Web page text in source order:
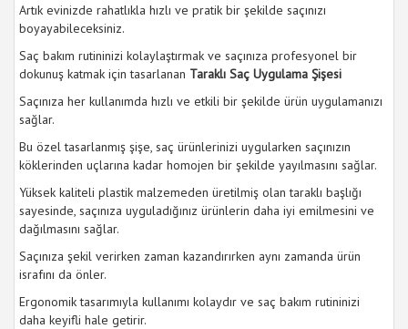
Artık evinizde rahatlıkla hızlı ve pratik bir şekilde saçınızı
boyayabileceksiniz.
Saç bakım rutininizi kolaylaştırmak ve saçınıza profesyonel bir
dokunuş katmak için tasarlanan Taraklı Saç Uygulama Şişesi
Saçınıza her kullanımda hızlı ve etkili bir şekilde ürün uygulamanızı
sağlar.
Bu özel tasarlanmış şişe, saç ürünlerinizi uygularken saçınızın
köklerinden uçlarına kadar homojen bir şekilde yayılmasını sağlar.
Yüksek kaliteli plastik malzemeden üretilmiş olan taraklı başlığı
sayesinde, saçınıza uyguladığınız ürünlerin daha iyi emilmesini ve
dağılmasını sağlar.
Saçınıza şekil verirken zaman kazandırırken aynı zamanda ürün
israfını da önler.
Ergonomik tasarımıyla kullanımı kolaydır ve saç bakım rutininizi
daha keyifli hale getirir.